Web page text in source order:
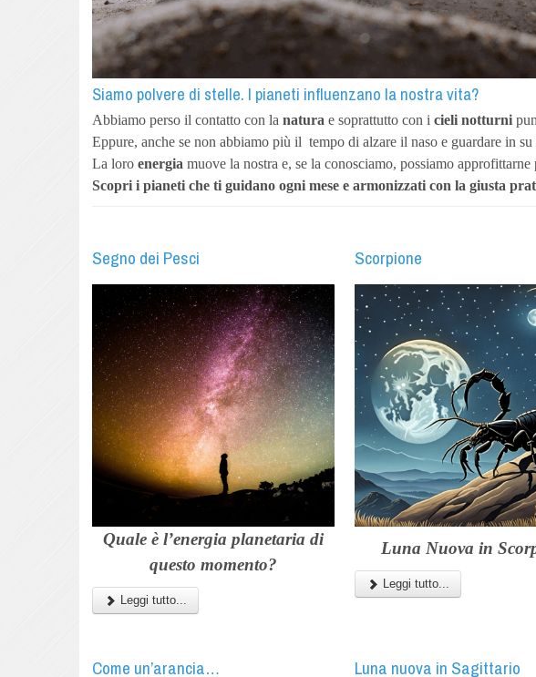
Siamo polvere di stelle. I pianeti influenzano la nostra vita?
Abbiamo perso il contatto con lanatura e soprattutto con icieli notturni
Eppure, anche se non abbiamo più il tempo di alzare il naso e guardare in
La loroenergia muove la nostra e, se la conosciamo, possiamo approfittarne
Scopri i pianeti che ti guidano ogni mese e armonizzati con la giusta
Segno dei Pesci
Quale è l’energia planetaria di
questo momento?
Leggi tutto...
Scorpione
Luna Nuova in
Leggi tutto...
Come un’arancia… Luna nuova in Sagittario